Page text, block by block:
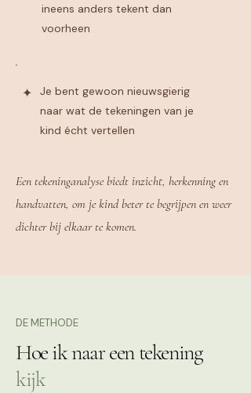
ineens anders tekent dan
voorheen
✦
Je bent gewoon nieuwsgierig
naar wat de tekeningen van je
kind écht vertellen
Een tekeninganalyse biedt inzicht, herkenning en
handvatten, om je kind beter te begrijpen en weer
dichter bij elkaar te komen.
DE METHODE
Hoe ik naar een tekening
kijk